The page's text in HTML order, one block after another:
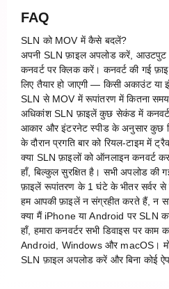
FAQ
SLN को MOV में कैसे बदलें?
अपनी SLN फ़ाइल अपलोड करें,
कनवर्ट पर क्लिक करें। कनवर्ट की गई
लिए तैयार हो जाएगी — किसी अकाउंट
SLN से MOV में रूपांतरण में कितना
अधिकांश SLN फ़ाइलें कुछ सेकंड में कनवर्ट
आकार और इंटरनेट स्पीड के अनुसार कुछ
के दौरान प्रगति बार को रियल-टाइम में
क्या SLN फ़ाइलों को ऑनलाइन कनवर्ट
हाँ, बिल्कुल सुरक्षित है। सभी अपलोड
फ़ाइलें रूपांतरण के 1 घंटे के भीतर सर्वर से
हम आपकी फ़ाइलें न संग्रहीत करते हैं, न
क्या मैं iPhone या Android पर SLN
हाँ, हमारा कनवर्टर सभी डिवाइस पर
Android, Windows और macOS।
SLN फ़ाइल अपलोड करें और बिना कोई